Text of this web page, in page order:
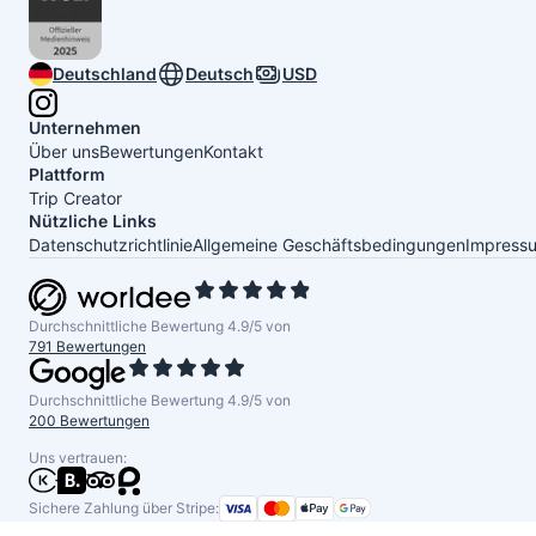
Deutschland Deutsch USD
Unternehmen
Über unsBewertungenKontakt
Plattform
Trip Creator
Nützliche Links
DatenschutzrichtlinieAllgemeine Geschäftsbedingungen
Durchschnittliche Bewertung 4.9/5 von
791 Bewertungen
Durchschnittliche Bewertung 4.9/5 von
200 Bewertungen
Uns vertrauen:
Sichere Zahlung über Stripe: